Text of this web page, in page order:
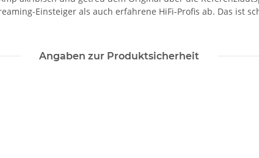
Einsteiger als auch erfahrene HiFi-Profis ab. Das ist
Angaben zur Produktsicherheit